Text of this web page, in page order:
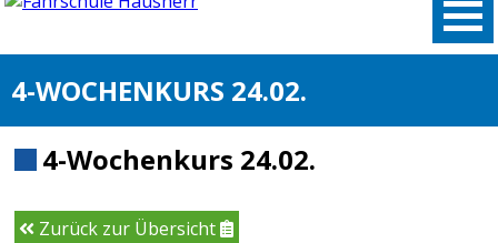
4-WOCHENKURS 24.02.
4-Wochenkurs 24.02.
Zurück zur Übersicht